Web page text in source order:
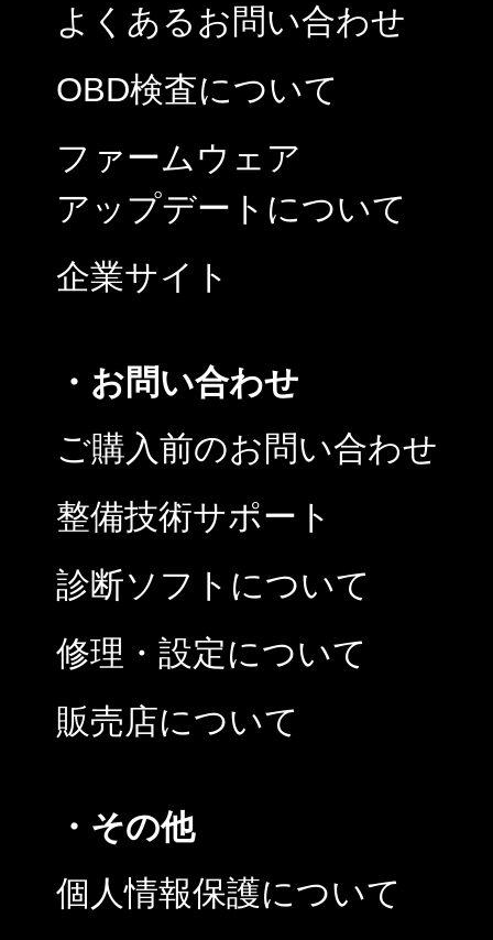
よくあるお問い合わせ
OBD検査について
ファームウェア
アップデートについて
企業サイト
・お問い合わせ
ご購入前のお問い合わせ
整備技術サポート
診断ソフトについて
修理・設定について
販売店について
・その他
個人情報保護について